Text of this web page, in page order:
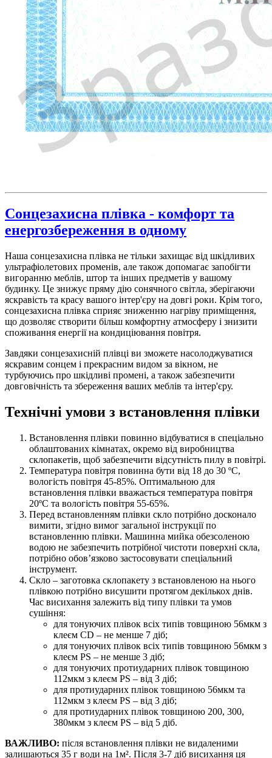
Сонцезахисна плівка - комфорт та
енергозбереження в одному
Наша сонцезахисна плівка не тільки захищає від шкідливих
ультрафіолетових променів, але також допомагає запобігти
вигоранню меблів, штор та інших предметів у вашому
будинку. Це знижує пряму дію сонячного світла, зберігаючи
яскравість та красу вашого інтер'єру на довгі роки. Крім того,
сонцезахисна плівка сприяє зниженню нагріву приміщення,
що дозволяє створити більш комфортну атмосферу і знизити
споживання енергії на кондиціювання повітря.
Завдяки сонцезахисній плівці ви зможете насолоджуватися
яскравим сонцем і прекрасним видом за вікном, не
турбуючись про шкідливі промені, а також забезпечити
довговічність та збереження ваших меблів та інтер'єру.
Технічні умови з встановлення плівки
Встановлення плівки повинно відбуватися в спеціально
облаштованих кімнатах, окремо від виробництва
склопакетів, щоб забезпечити відсутність пилу в повітрі.
Температура повітря повинна бути від 18 до 30 ºС,
вологість повітря 45-85%. Оптимальною для
встановлення плівки вважається температура повітря
20ºС та вологість повітря 55-65%.
Перед встановленням плівки скло потрібно досконало
вимити, згідно вимог загальної інструкції по
встановленню плівки. Машинна мийка обезсоленою
водою не забезпечить потрібної чистоти поверхні скла,
потрібно обов’язково застосовувати спеціальний
інструмент.
Скло – заготовка склопакету з встановленою на нього
плівкою потрібно висушити протягом декількох днів.
Час висихання залежить від типу плівки та умов
сушіння:
для тонуючих плівок всіх типів товщиною 56мкм з
клеєм CD – не менше 7 діб;
для тонуючих плівок всіх типів товщиною 56мкм з
клеєм PS – не менше 3 діб;
для тонуючих протиударних плівок товщиною
112мкм з клеєм PS – від 3 діб;
для протиударних плівок товщиною 56мкм та
112мкм з клеєм PS – від 3 діб;
для протиударних плівок товщиною 200, 300,
380мкм з клеєм PS – від 5 діб.
ВАЖЛИВО: після встановлення плівки не видаленими
залишаються 35 г води на 1м². Після 3-7 діб висихання ця